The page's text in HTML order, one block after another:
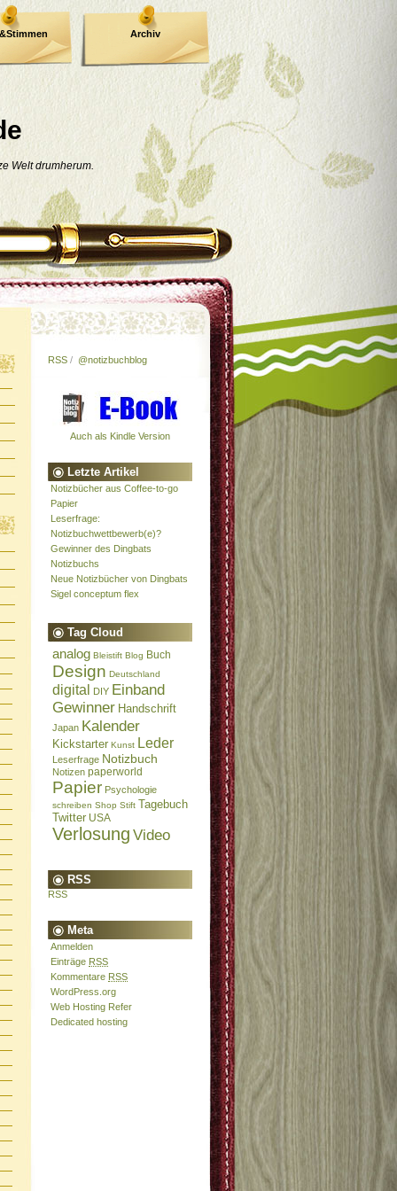
Welt drumherum.
Archiv
RSS / @notizbuchblog
Auch als Kindle Version
Letzte Artikel
Notizbücher aus Coffee-to-go
Papier
Leserfrage:
Notizbuchwettbewerb(e)?
Gewinner des Dingbats
Notizbuchs
Neue Notizbücher von Dingbats
Sigel conceptum flex
Tag Cloud
analog Bleistift Blog Buch
Design Deutschland
digital DIY Einband
Gewinner Handschrift
Japan Kalender
Kickstarter Kunst Leder
Leserfrage Notizbuch
Notizen paperworld
Papier Psychologie
schreiben Shop Stift Tagebuch
Twitter USA
Verlosung Video
RSS
RSS
Meta
Anmelden
Einträge RSS
Kommentare RSS
WordPress.org
Web Hosting Refer
Dedicated hosting